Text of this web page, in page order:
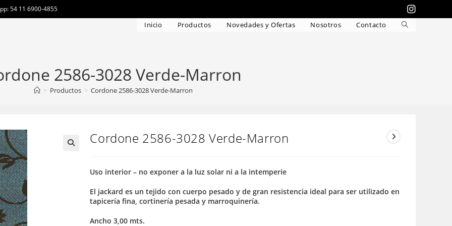
54 11 6900-4855
Inicio Productos Novedades y Ofertas Nosotros Contacto
Alternar
2586-3028 Verde-Marron
> Productos > Cordone 2586-3028 Verde-Marron
Cordone 2586-3028 Verde-Marron
Uso interior – no exponer a la luz solar ni a la intemperie
El jackard es un tejido con cuerpo pesado y de gran resistencia ideal para ser utilizado en
tapicería fina, cortinería pesada y marroquinería.
Ancho 3,00 mts.